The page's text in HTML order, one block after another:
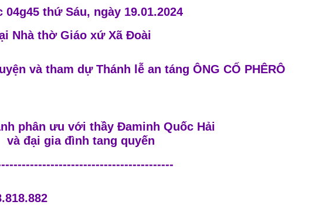
04g45 thứ Sáu, ngày 19.01.2024
Nhà thờ Giáo xứ Xã Đoài
và tham dự Thánh lễ an táng ÔNG CỐ PHÊRÔ
phân ưu với thầy Đaminh Quốc Hải
và đại gia đình tang quyến